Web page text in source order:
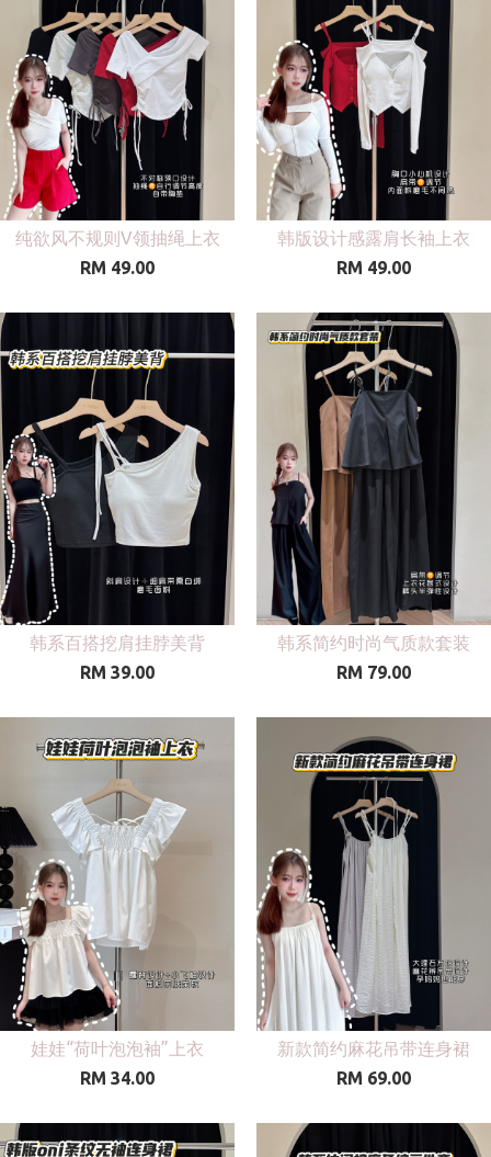
纯欲风不规则V领抽绳上衣
RM 49.00
韩版设计感露肩长袖上衣
RM 49.00
韩系百搭挖肩挂脖美背
RM 39.00
韩系简约时尚气质款套装
RM 79.00
娃娃“荷叶泡泡袖”上衣
RM 34.00
新款简约麻花吊带连身裙
RM 69.00